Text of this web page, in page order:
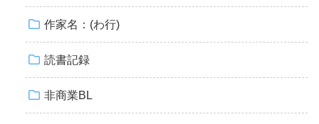
作家名：(わ行)
読書記録
非商業BL